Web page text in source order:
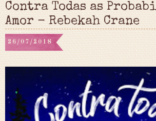
Contra Todas as
Amor - Rebekah Crane
26/07/2018